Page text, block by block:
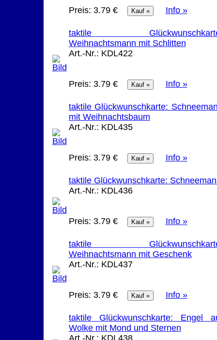
Preis: 3.79 € Info »
taktile
Weihnachtsmann mit Schlitten
Art.-Nr.: KDL422
Preis: 3.79 € Info »
taktile Glückwunschkarte:
mit Weihnachtsbaum
Art.-Nr.: KDL435
Preis: 3.79 € Info »
taktile Glückwunschkarte:
Art.-Nr.: KDL436
Preis: 3.79 € Info »
taktile
Weihnachtsmann mit Geschenk
Art.-Nr.: KDL437
Preis: 3.79 € Info »
taktile Glückwunschkarte: Engel
Wolke mit Mond und Sternen